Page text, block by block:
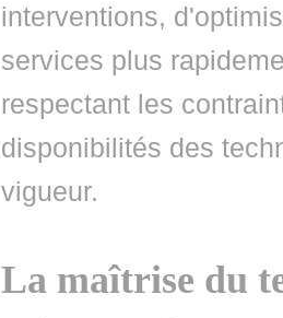
interventions,
services plus
respectant les
disponibilités des
vigueur.
La maîtrise du